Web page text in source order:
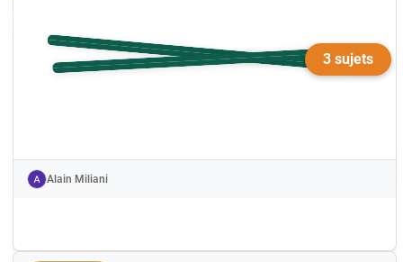
3 sujets
Alain Miliani